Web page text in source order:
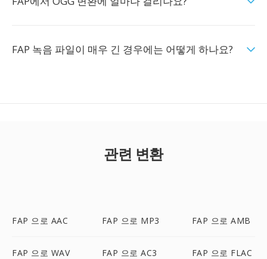
FAP 녹음 파일이 매우 긴 경우에는 어떻게 하나요?
관련 변환
FAP 으로 AAC FAP 으로 MP3 FAP 으로 AMB
FAP 으로 WAV FAP 으로 AC3 FAP 으로 FLAC